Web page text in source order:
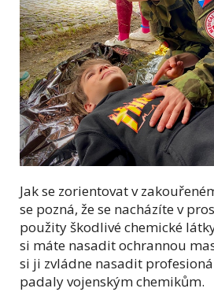
Jak se zorientovat v
se pozná, že se nacházíte v
použity škodlivé chemické
si máte nasadit ochrannou
si ji zvládne nasadit
padaly vojenským chemikům.